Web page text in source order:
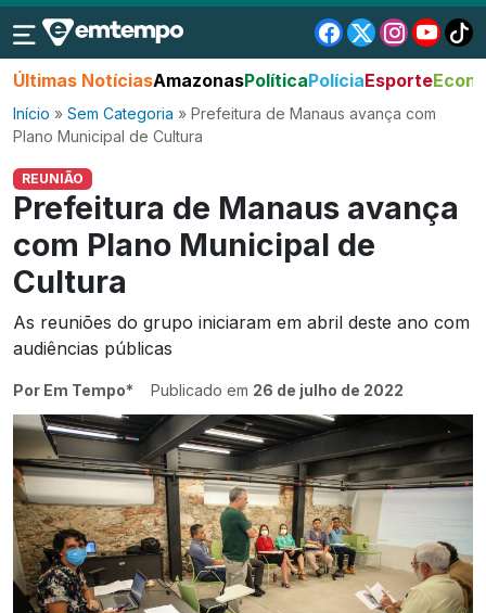
Últimas NotíciasAmazonasPolíticaPolíciaEsporte
Início » Sem Categoria » Prefeitura de Manaus avança com
Plano Municipal de Cultura
REUNIÃO
Prefeitura de Manaus avança
com Plano Municipal de
Cultura
As reuniões do grupo iniciaram em abril deste ano com
audiências públicas
Por Em Tempo* Publicado em 26 de julho de 2022